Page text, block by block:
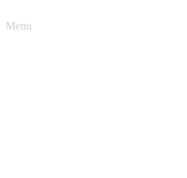
Menu